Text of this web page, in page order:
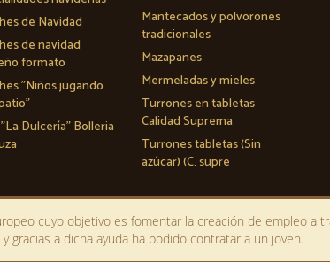
de Navidad
de navidad
formato
"Niños jugando
Dulcería" Bolleria
Mantecados y polvorones
tradicionales
Mazapanes
Mermeladas y mieles
Turrones en tabletas
Calidad Suprema
Turrones tabletas (Sin
azúcar) (C. supre
cuyo objetivo es fomentar la creación de empleo a
gracias a dicha ayuda ha podido contratar a un joven.